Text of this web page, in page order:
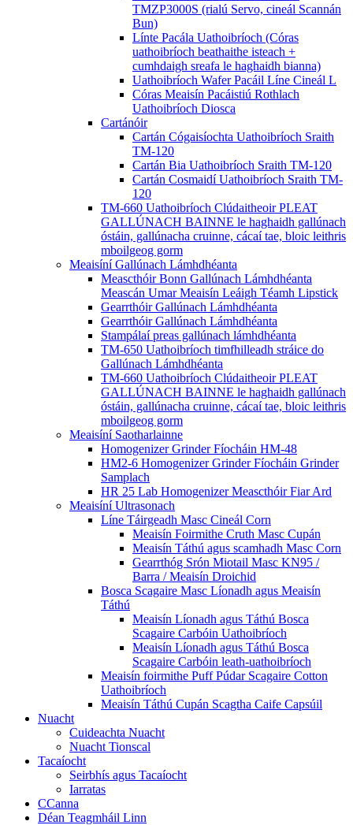
TMZP3000S (rialú Servo, cineál Scannán
Bun)
Línte Pacála Uathoibríoch (Córas
uathoibríoch beathaithe isteach +
cumhdaigh sreafa le haghaidh bianna)
Uathoibríoch Wafer Pacáil Líne Cineál L
Córas Meaisín Pacáistiú Rothlach
Uathoibríoch Diosca
Cartánóir
Cartán Cógaisíochta Uathoibríoch Sraith
TM-120
Cartán Bia Uathoibríoch Sraith TM-120
Cartán Cosmaidí Uathoibríoch Sraith TM-
120
TM-660 Uathoibríoch Clúdaitheoir PLEAT
GALLÚNACH BAINNE le haghaidh gallúnach
óstáin, gallúnacha cruinne, cácaí tae, bloic leithris
mboilgeog gorm
Meaisíní Gallúnach Lámhdhéanta
Meascthóir Bonn Gallúnach Lámhdhéanta
Meascán Umar Meaisín Leáigh Téamh Lipstick
Gearrthóir Gallúnach Lámhdhéanta
Gearrthóir Gallúnach Lámhdhéanta
Stampálaí preas gallúnach lámhdhéanta
TM-650 Uathoibríoch timfhilleadh stráice do
Gallúnach Lámhdhéanta
TM-660 Uathoibríoch Clúdaitheoir PLEAT
GALLÚNACH BAINNE le haghaidh gallúnach
óstáin, gallúnacha cruinne, cácaí tae, bloic leithris
mboilgeog gorm
Meaisíní Saotharlainne
Homogenizer Grinder Fíocháin HM-48
HM2-6 Homogenizer Grinder Fíocháin Grinder
Samplach
HR 25 Lab Homogenizer Meascthóir Fiar Ard
Meaisíní Ultrasonach
Líne Táirgeadh Masc Cineál Corn
Meaisín Foirmithe Cruth Masc Cupán
Meaisín Táthú agus scamhadh Masc Corn
Gearrthóg Srón Miotail Masc KN95 /
Barra / Meaisín Droichid
Bosca Scagaire Masc Líonadh agus Meaisín
Táthú
Meaisín Líonadh agus Táthú Bosca
Scagaire Carbóin Uathoibríoch
Meaisín Líonadh agus Táthú Bosca
Scagaire Carbóin leath-uathoibríoch
Meaisín foirmithe Puff Púdar Scagaire Cotton
Uathoibríoch
Meaisín Táthú Cupán Scagtha Caife Capsúil
Nuacht
Cuideachta Nuacht
Nuacht Tionscal
Tacaíocht
Seirbhís agus Tacaíocht
Iarratas
CCanna
Déan Teagmháil Linn